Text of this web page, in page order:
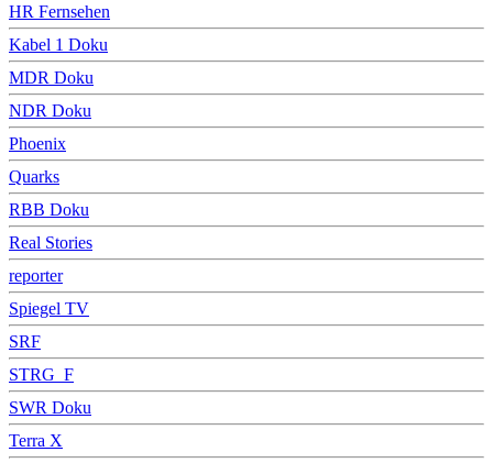
HR Fernsehen
Kabel 1 Doku
MDR Doku
NDR Doku
Phoenix
Quarks
RBB Doku
Real Stories
reporter
Spiegel TV
SRF
STRG_F
SWR Doku
Terra X